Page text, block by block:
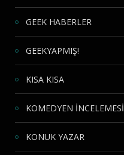
GEEK HABERLER
GEEKYAPMIŞ!
KISA KISA
KOMEDYEN İNCELEMESİ
KONUK YAZAR